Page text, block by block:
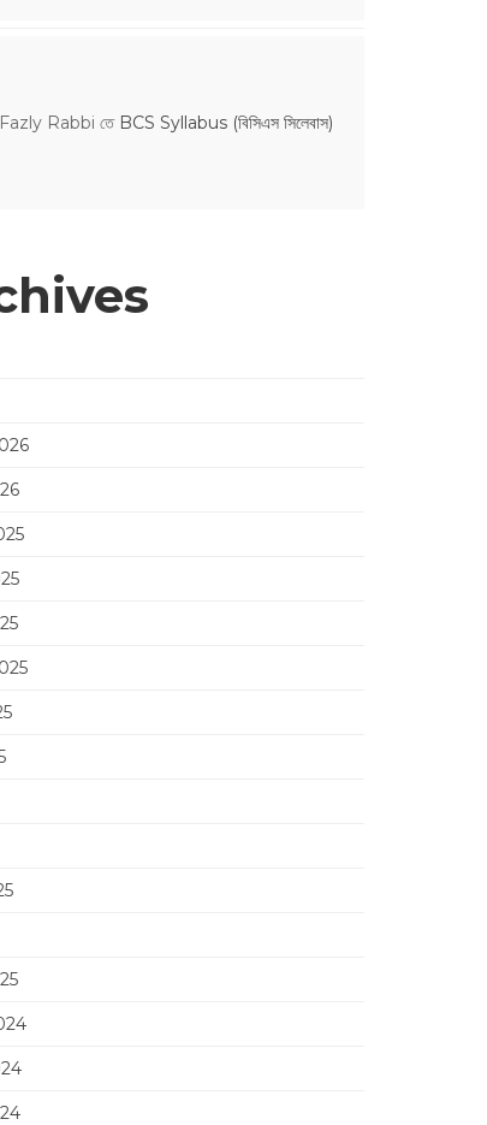
Rabbi তে BCS Syllabus (বিসিএস সিলেবাস)